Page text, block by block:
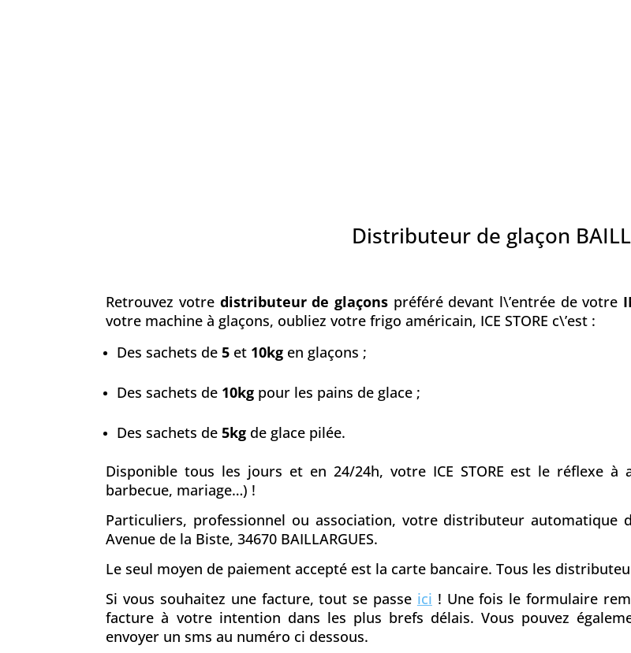
Distributeur de glaçon
Retrouvez votre distributeur de glaçonspréféré devant l\’entrée de votre
votre machine à glaçons, oubliez votre frigo américain, ICE STORE c\’est :
Des sachets de5 et 10kg en glaçons ;
Des sachets de 10kg pour les pains de glace ;
Des sachets de5kg de glace pilée.
Disponible tous les jours et en 24/24h, votre ICE STORE est le réflexe
barbecue, mariage…) !
Particuliers, professionnel ou association, votre distributeur automatique
Avenue de la Biste, 34670 BAILLARGUES.
Le seul moyen de paiement accepté est la carte bancaire. Tous les
Si vous souhaitez une facture, tout se passe ici ! Une fois le formulaire
facture à votre intention dans les plus brefs délais. Vous pouvez
envoyer un sms au numéro ci dessous.